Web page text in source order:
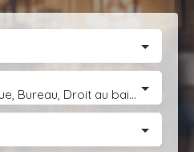
Appartement, Boutique, Bureau, Droit au bail, Entrepôt, Fonds de commerce, Hôtel, hébergement, Immeuble, Immobilier Pro, Local commercial, Local professionnel, Local industriel, Magasin, boutique, Terrain Industriel, Terrain Constructible, Transmission d'entreprise